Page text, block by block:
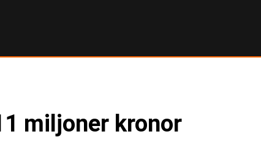
miljoner kronor